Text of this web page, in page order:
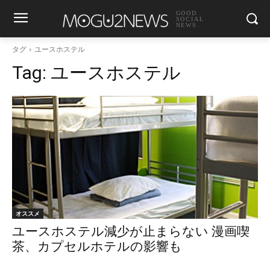
GOOD
SOCIAL
NEWS
タグ ユースホステル
Tag: ユースホステル
オススメ
ユースホステル減少が止まらない 漫画喫
茶、カプセルホテルの影響も